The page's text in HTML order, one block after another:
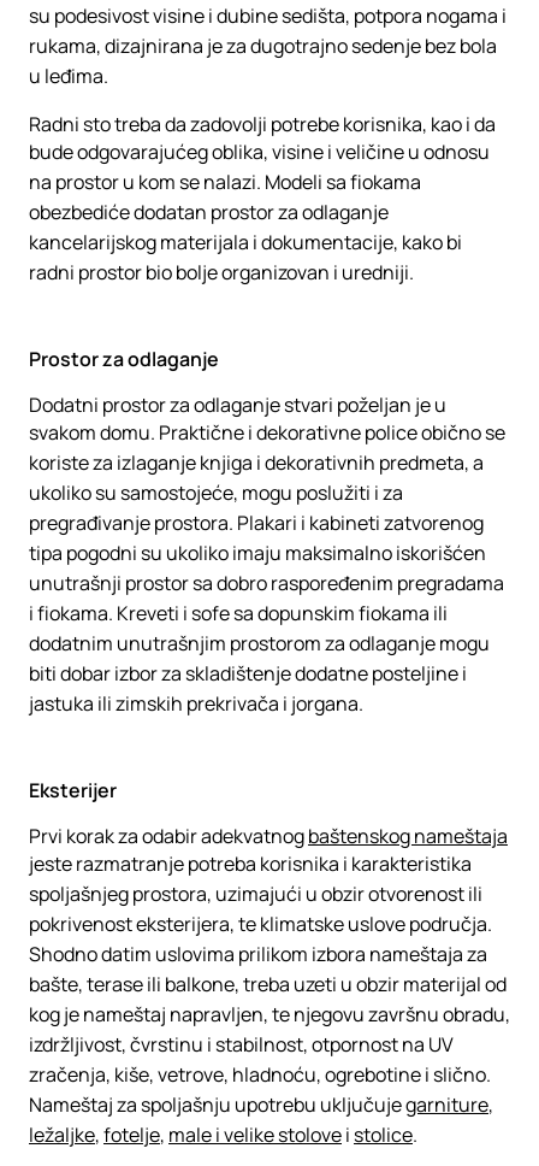
su podesivost visine i dubine sedišta, potpora nogama i
rukama, dizajnirana je za dugotrajno sedenje bez bola
u leđima.
Radni sto treba da zadovolji potrebe korisnika, kao i da
bude odgovarajućeg oblika, visine i veličine u odnosu
na prostor u kom se nalazi. Modeli sa fiokama
obezbediće dodatan prostor za odlaganje
kancelarijskog materijala i dokumentacije, kako bi
radni prostor bio bolje organizovan i uredniji.
Prostor za odlaganje
Dodatni prostor za odlaganje stvari poželjan je u
svakom domu. Praktične i dekorativne police obično se
koriste za izlaganje knjiga i dekorativnih predmeta, a
ukoliko su samostojeće, mogu poslužiti i za
pregrađivanje prostora. Plakari i kabineti zatvorenog
tipa pogodni su ukoliko imaju maksimalno iskorišćen
unutrašnji prostor sa dobro raspoređenim pregradama
i fiokama. Kreveti i sofe sa dopunskim fiokama ili
dodatnim unutrašnjim prostorom za odlaganje mogu
biti dobar izbor za skladištenje dodatne posteljine i
jastuka ili zimskih prekrivača i jorgana.
Eksterijer
Prvi korak za odabir adekvatnogbaštenskog nameštaja
jeste razmatranje potreba korisnika i karakteristika
spoljašnjeg prostora, uzimajući u obzir otvorenost ili
pokrivenost eksterijera, te klimatske uslove područja.
Shodno datim uslovima prilikom izbora nameštaja za
bašte, terase ili balkone, treba uzeti u obzir materijal od
kog je nameštaj napravljen, te njegovu završnu obradu,
izdržljivost, čvrstinu i stabilnost, otpornost na UV
zračenja, kiše, vetrove, hladnoću, ogrebotine i slično.
Nameštaj za spoljašnju upotrebu uključujegarniture,
ležaljke,fotelje, male i velike stolovei stolice.